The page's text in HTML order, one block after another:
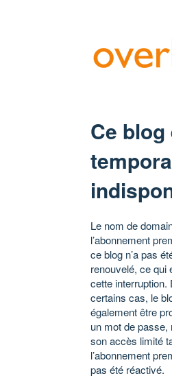
Ce blog
Le nom de
l’abonnement
ce blog n’a pas
renouvelé, ce qui
cette interruption.
certains cas, le
également être
un mot de passe,
son accès limité
l’abonnement
pas été réactivé.